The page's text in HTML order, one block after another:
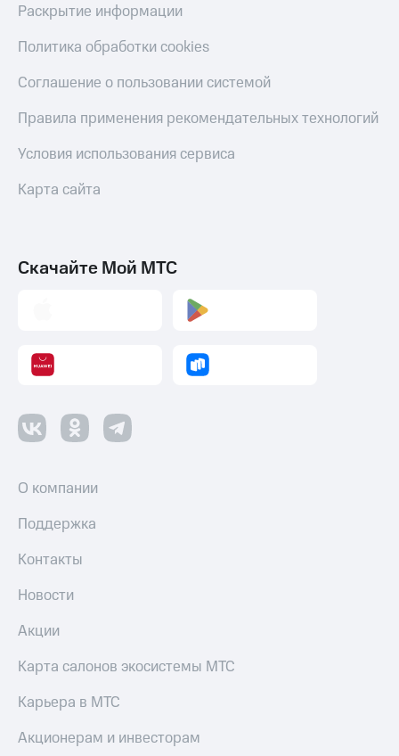
Раскрытие информации
Политика обработки cookies
Соглашение о пользовании системой
Правила применения рекомендательных технологий
Условия использования сервиса
Карта сайта
Скачайте Мой МТС
О компании
Поддержка
Контакты
Новости
Акции
Карта салонов экосистемы МТС
Карьера в МТС
Акционерам и инвесторам